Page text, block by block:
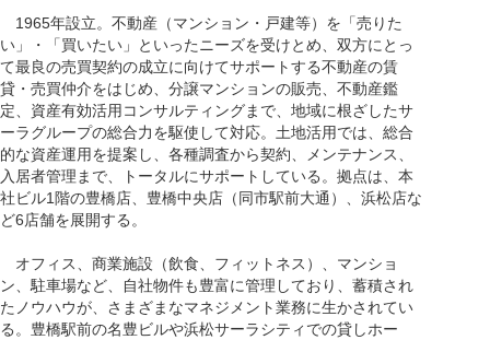
1965年設立。不動産（マンション・戸建等）を「売りた
い」・「買いたい」といったニーズを受けとめ、双方にとっ
て最良の売買契約の成立に向けてサポートする不動産の賃
貸・売買仲介をはじめ、分譲マンションの販売、不動産鑑
定、資産有効活用コンサルティングまで、地域に根ざしたサ
ーラグループの総合力を駆使して対応。土地活用では、総合
的な資産運用を提案し、各種調査から契約、メンテナンス、
入居者管理まで、トータルにサポートしている。拠点は、本
社ビル1階の豊橋店、豊橋中央店（同市駅前大通）、浜松店な
ど6店舗を展開する。
オフィス、商業施設（飲食、フィットネス）、マンショ
ン、駐車場など、自社物件も豊富に管理しており、蓄積され
たノウハウが、さまざまなマネジメント業務に生かされてい
る。豊橋駅前の名豊ビルや浜松サーラシティでの貸しホー